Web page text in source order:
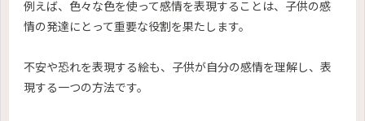
例えば、色々な色を使って感情を表現することは、子供の感
情の発達にとって重要な役割を果たします。
不安や恐れを表現する絵も、子供が自分の感情を理解し、表
現する一つの方法です。